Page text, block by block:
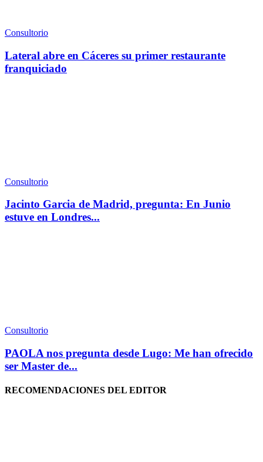
Consultorio
Lateral abre en Cáceres su primer restaurante
franquiciado
Consultorio
Jacinto Garcia de Madrid, pregunta: En Junio
estuve en Londres...
Consultorio
PAOLA nos pregunta desde Lugo: Me han ofrecido
ser Master de...
RECOMENDACIONES DEL EDITOR